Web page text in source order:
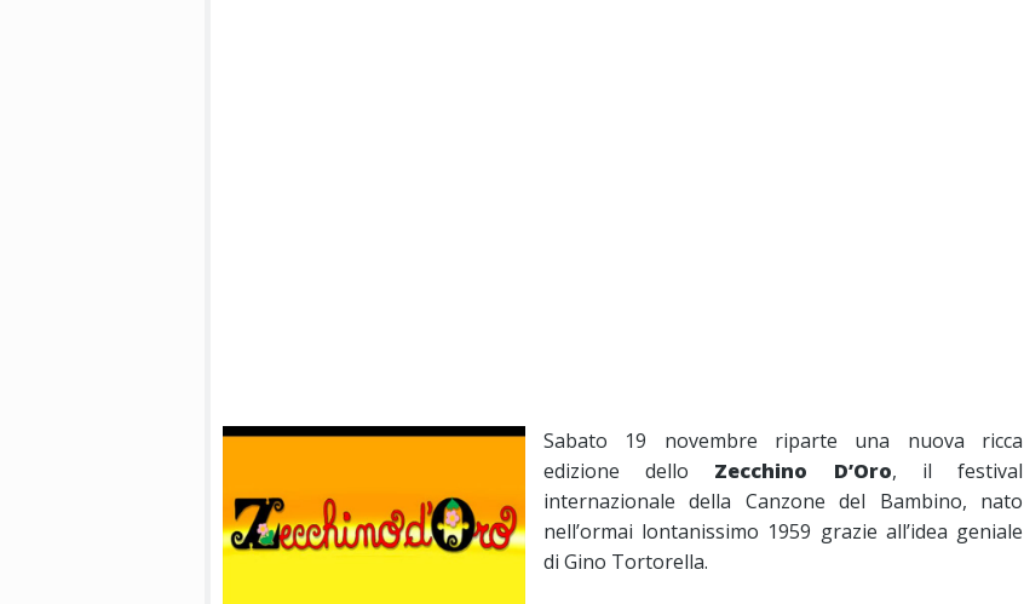
Sabato 19 novembre riparte una nuova ricca
edizione dello Zecchino D’Oro, il festival
internazionale della Canzone del Bambino, nato
nell’ormai lontanissimo 1959 grazie all’idea geniale
di Gino Tortorella.